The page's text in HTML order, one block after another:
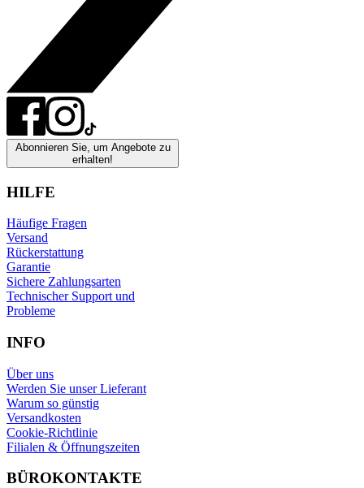
Abonnieren Sie, um Angebote zu
erhalten!
HILFE
Häufige Fragen
Versand
Rückerstattung
Garantie
Sichere Zahlungsarten
Technischer Support und
Probleme
INFO
Über uns
Werden Sie unser Lieferant
Warum so günstig
Versandkosten
Cookie-Richtlinie
Filialen & Öffnungszeiten
BÜROKONTAKTE